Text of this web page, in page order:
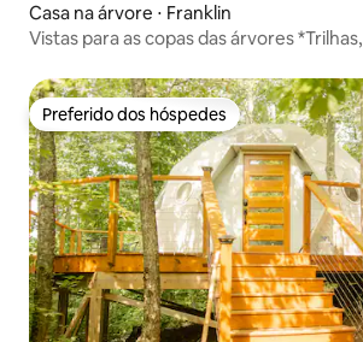
Casa na árvore ⋅ Franklin
Vistas para as copas das árvores
Preferido dos hóspedes
Preferido dos hóspedes